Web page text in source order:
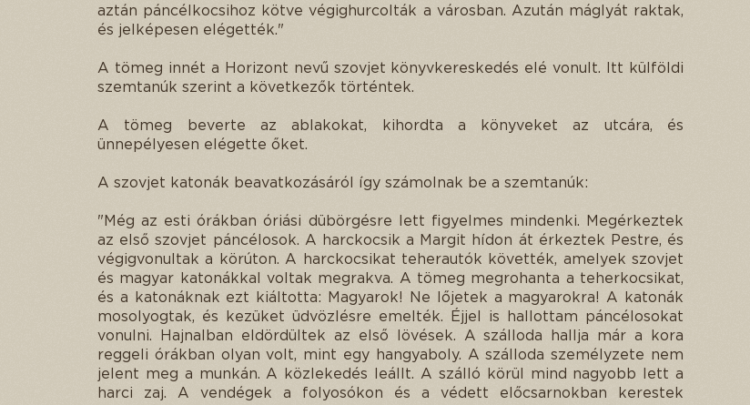
aztán páncélkocsihoz kötve végighurcolták a városban. Azután máglyát raktak,
és jelképesen elégették."
A tömeg innét a Horizont nevű szovjet könyvkereskedés elé vonult. Itt külföldi
szemtanúk szerint a következők történtek.
A tömeg beverte az ablakokat, kihordta a könyveket az utcára, és
ünnepélyesen elégette őket.
A szovjet katonák beavatkozásáról így számolnak be a szemtanúk:
"Még az esti órákban óriási dübörgésre lett figyelmes mindenki. Megérkeztek
az első szovjet páncélosok. A harckocsik a Margit hídon át érkeztek Pestre, és
végigvonultak a körúton. A harckocsikat teherautók követték, amelyek szovjet
és magyar katonákkal voltak megrakva. A tömeg megrohanta a teherkocsikat,
és a katonáknak ezt kiáltotta: Magyarok! Ne lőjetek a magyarokra! A katonák
mosolyogtak, és kezüket üdvözlésre emelték. Éjjel is hallottam páncélosokat
vonulni. Hajnalban eldördültek az első lövések. A szálloda hallja már a kora
reggeli órákban olyan volt, mint egy hangyaboly. A szálloda személyzete nem
jelent meg a munkán. A közlekedés leállt. A szálló körül mind nagyobb lett a
harci zaj. A vendégek a folyosókon és a védett előcsarnokban kerestek